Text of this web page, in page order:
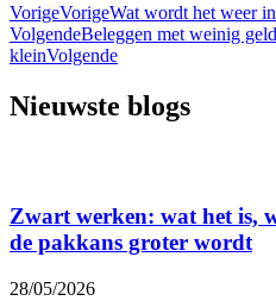
VorigeVorigeWat wordt het weer
VolgendeBeleggen met weinig
kleinVolgende
Nieuwste blogs
Zwart werken: wat het is,
de pakkans groter wordt
28/05/2026